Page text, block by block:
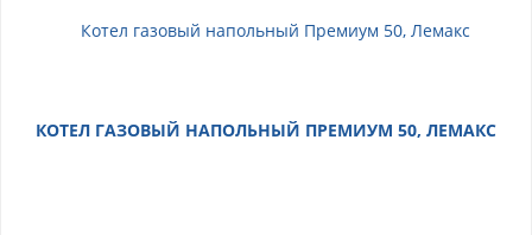
КОТЕЛ ГАЗОВЫЙ НАПОЛЬНЫЙ ПРЕМИУМ 50, ЛЕМАКС